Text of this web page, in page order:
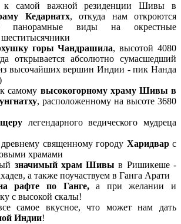
к самой важной резиденции Шивы в
Кедарнатх, откуда нам откроются
панорамные виды на окрестные
горы Чандрашила, высотой 4080
открывается абсолютно сумасшедший
высочайших вершин Индии - пик Нанда
самому высокогорному храму Шивы в
, расположенному на высоте 3680
легендарного ведического мудреца
священному городу Харидварс
храмами
значимый храм Шивы в Ришикеше -
а также поучаствуем в Ганга Арати
рафте по Ганге,а при желании и
с высокой скалы!
самое вкусное, что может нам дать
Индии!